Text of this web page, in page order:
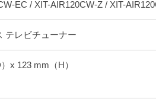
EC / XIT-AIR120CW-Z / XIT-
テレビチューナー
x 123 mm（H）